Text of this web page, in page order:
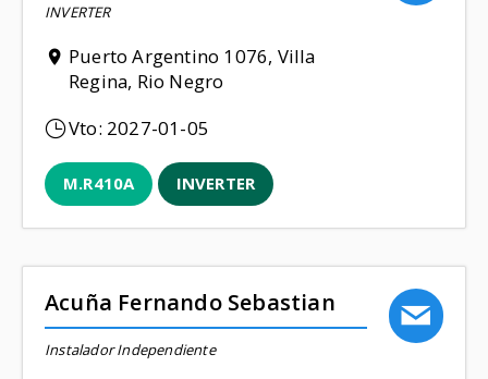
INVERTER
Puerto Argentino 1076, Villa
Regina, Rio Negro
Vto: 2027-01-05
M.R410A INVERTER
Acuña Fernando Sebastian
Instalador Independiente